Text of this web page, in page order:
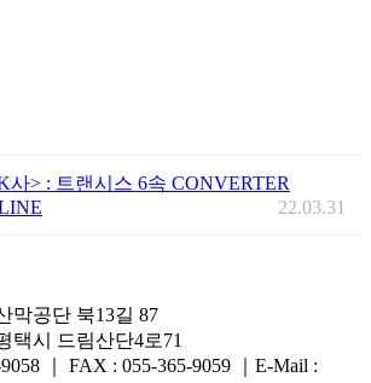
사> : 트랜시스 6속 CONVERTER
22.03.31
막공단 북13길 87
택시 드림산단4로71
FAX : 055-365-9059
E-Mail :